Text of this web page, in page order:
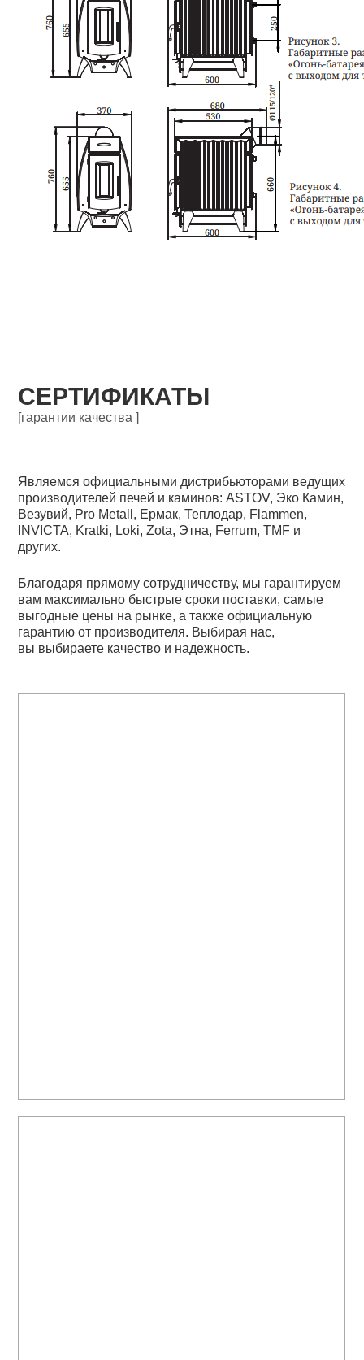
СЕРТИФИКАТЫ
[гарантии качества ]
Являемся официальными дистрибьюторами ведущих
производителей печей и каминов: ASTOV, Эко Камин,
Везувий, Pro Metall, Ермак, Теплодар, Flammen,
INVICTA, Kratki, Loki, Zota, Этна, Ferrum, TMF и
других.
Благодаря прямому сотрудничеству, мы гарантируем
вам максимально быстрые сроки поставки, самые
выгодные цены на рынке, а также официальную
гарантию от производителя. Выбирая нас,
вы выбираете качество и надежность.